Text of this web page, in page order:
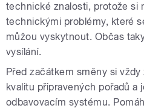
technické znalosti, protože si
technickými problémy, které
můžou vyskytnout. Občas
vysílání.
Před začátkem směny si
kvalitu připravených pořadů a
odbavovacím systému.